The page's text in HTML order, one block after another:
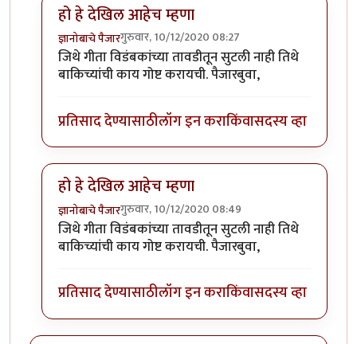
हो हे देखिल आहेच म्हणा
ज्ञानोबाचे पैजारगुरुवार, 10/12/2020 08:27
In reply toविडंबन झालं की भावना सौम्य होतात.
जिथे गीता विडंबकांच्या तावडीतून सुटली नाही तिथे
बाकिच्यांची काय गोष्ट करायची. पैजारबुवा,
प्रतिसाद देण्यासाठीलॉग इन कराकिंवासदस्य व्हा
हो हे देखिल आहेच म्हणा
ज्ञानोबाचे पैजारगुरुवार, 10/12/2020 08:49
In reply toविडंबन झालं की भावना सौम्य होतात.
जिथे गीता विडंबकांच्या तावडीतून सुटली नाही तिथे
बाकिच्यांची काय गोष्ट करायची. पैजारबुवा,
प्रतिसाद देण्यासाठीलॉग इन कराकिंवासदस्य व्हा